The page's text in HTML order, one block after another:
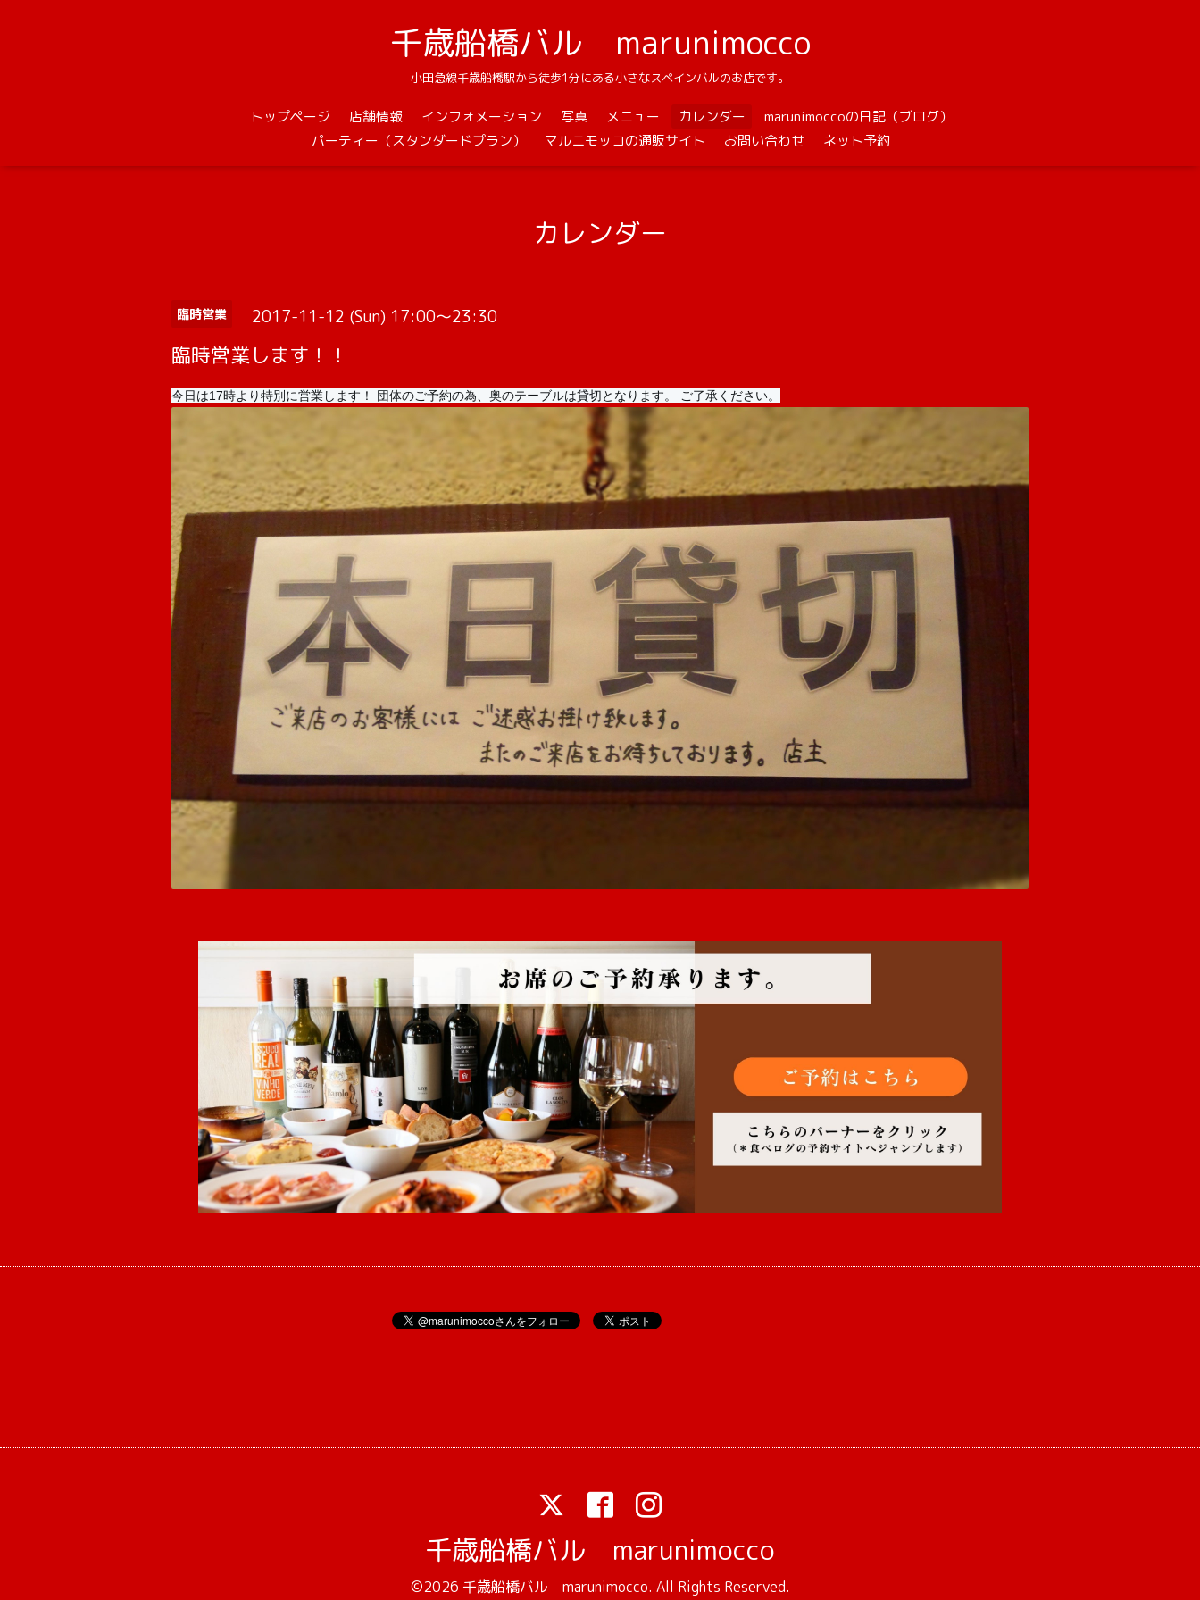
千歳船橋バル marunimocco
小田急線千歳船橋駅から徒歩1分にある小さなスペインバルのお店です。
トップページ 店舗情報 インフォメーション 写真 メニュー カレンダー
marunimoccoの日記（ブログ）
パーティー（スタンダードプラン）
マルニモッコの通販サイト お問い合わせ ネット予約
カレンダー
臨時営業 2017-11-12 (Sun) 17:00～23:30
臨時営業します！！
今日は17時より特別に営業します！ 団体のご予約の為、奥のテーブルは貸切となります。 ご了承ください。
千歳船橋バル marunimocco
©2026 千歳船橋バル marunimocco. All Rights Reserved.